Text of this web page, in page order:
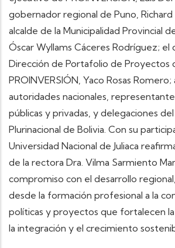
gobernador regional de Puno, Richard
alcalde de la Municipalidad Provincial
Óscar Wyllams Cáceres Rodríguez; el
Dirección de Portafolio de Proyectos
PROINVERSIÓN, Yaco Rosas
autoridades nacionales,
públicas y privadas, y delegaciones
Plurinacional de Bolivia. Con su
Universidad Nacional de Juliaca
de la rectora Dra. Vilma Sarmiento
compromiso con el desarrollo
desde la formación profesional a la
políticas y proyectos que fortalecen
la integración y el crecimiento